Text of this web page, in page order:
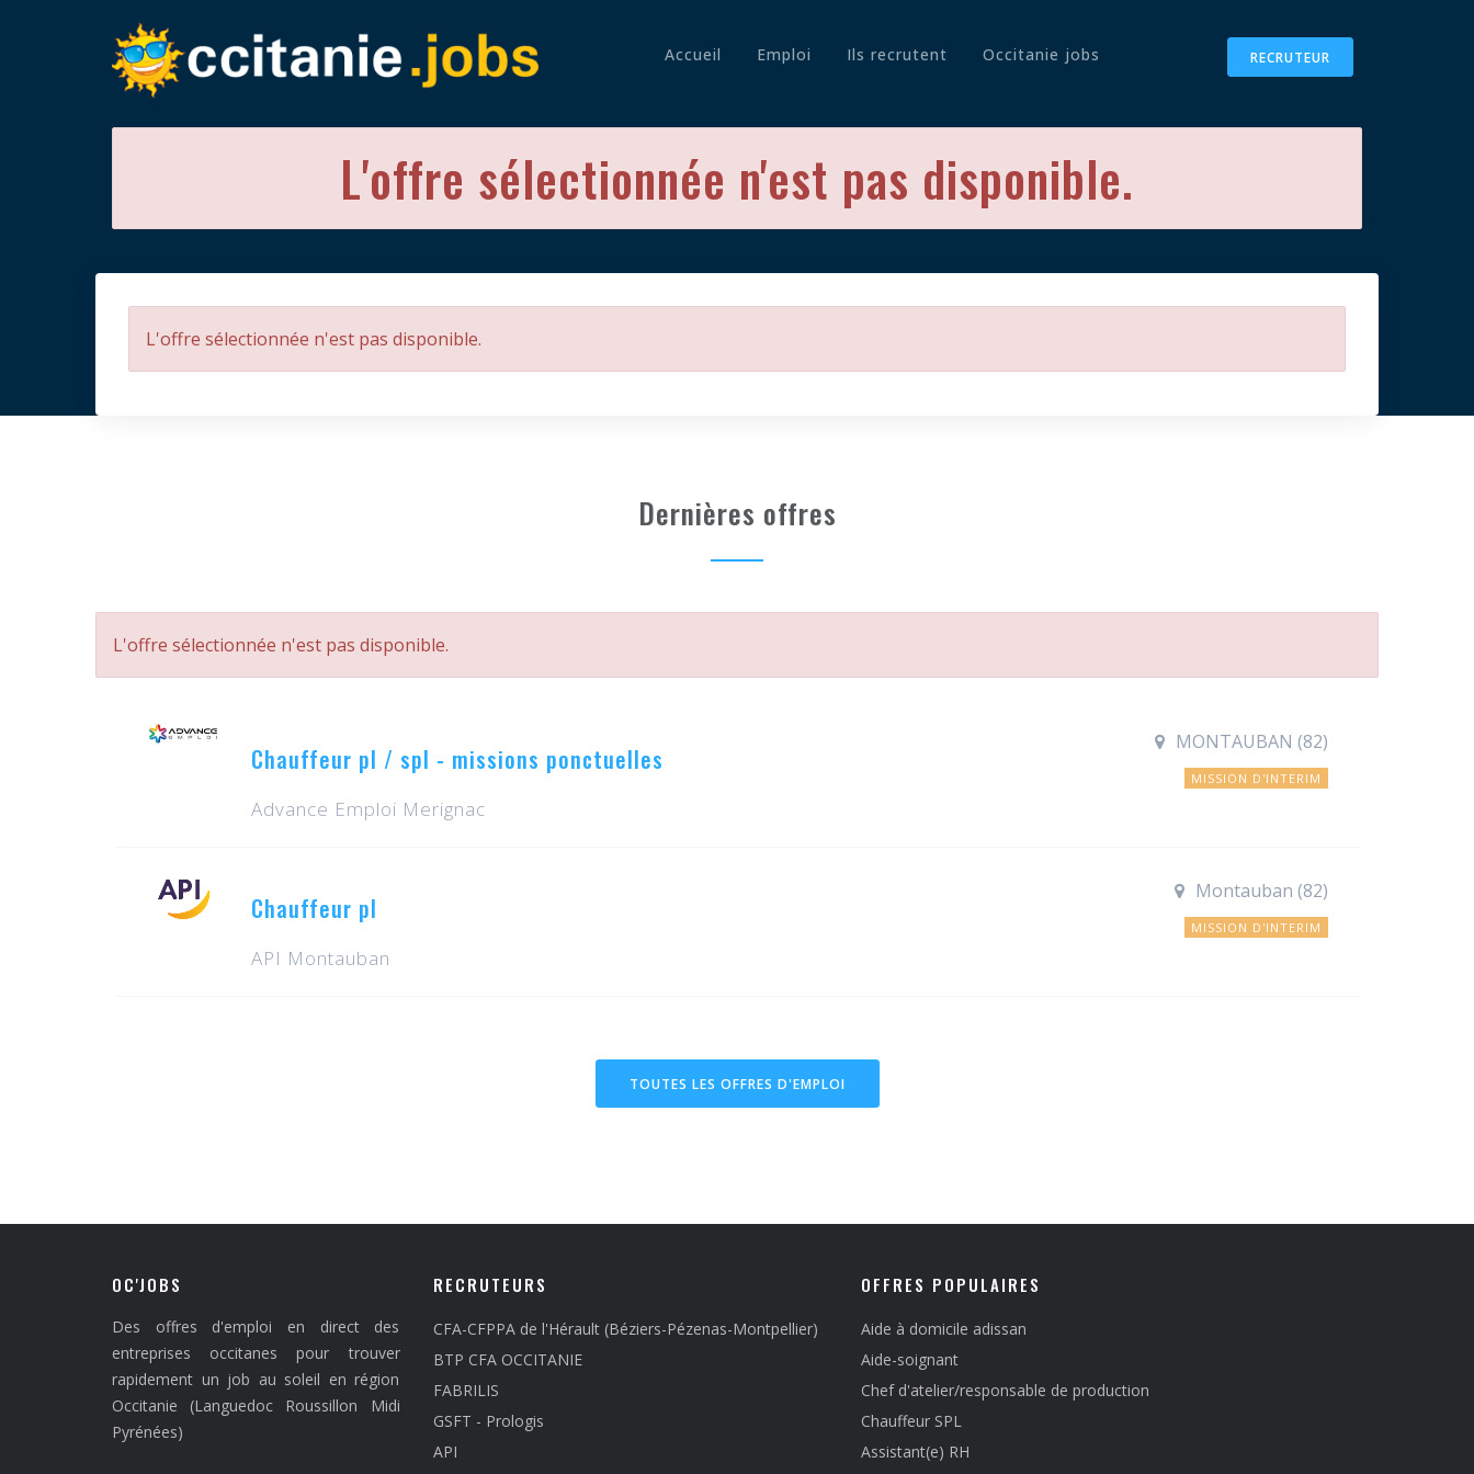
RECRUTEUR
Accueil Emploi Ils recrutent Occitanie jobs
L'offre sélectionnée n'est pas disponible.
L'offre sélectionnée n'est pas disponible.
Dernières offres
L'offre sélectionnée n'est pas disponible.
Chauffeur pl / spl - missions ponctuelles
Advance Emploi Merignac
MONTAUBAN (82)
MISSION D'INTERIM
Chauffeur pl
API Montauban
Montauban (82)
MISSION D'INTERIM
TOUTES LES OFFRES D'EMPLOI
OC'JOBS
Des offres d'emploi en direct des
entreprises occitanes pour trouver
rapidement un job au soleil en région
Occitanie (Languedoc Roussillon Midi
Pyrénées)
RECRUTEURS
CFA-CFPPA de l'Hérault (Béziers-Pézenas-Montpellier)
BTP CFA OCCITANIE
FABRILIS
GSFT - Prologis
API
OFFRES POPULAIRES
Aide à domicile adissan
Aide-soignant
Chef d'atelier/responsable de production
Chauffeur SPL
Assistant(e) RH